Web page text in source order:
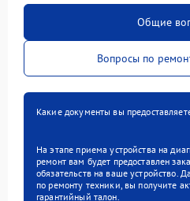
Общие
Вопросы по
Какие документы вы
На этапе приема устройства на
ремонт вам будет предоставлен
обязательств на ваше устройство.
по ремонту техники, вы получите
гарантийный талон.